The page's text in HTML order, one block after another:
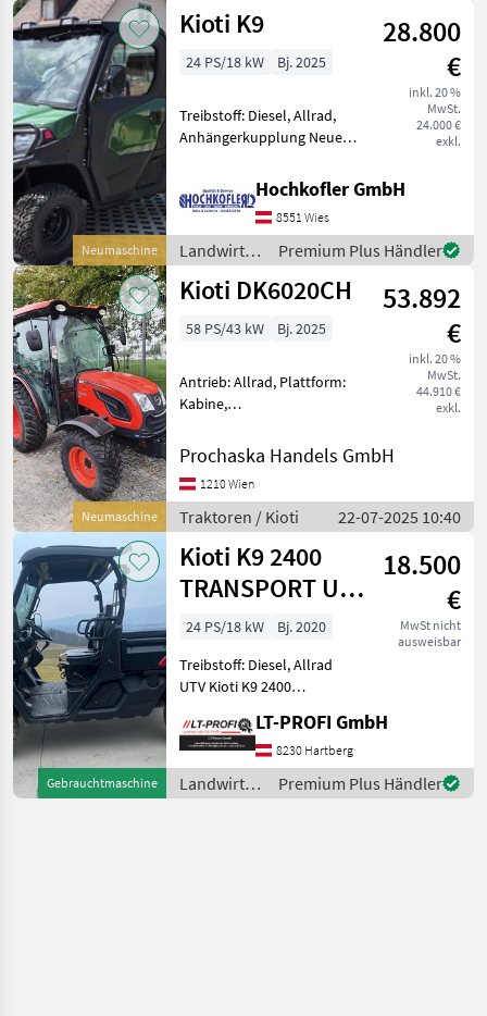
Neumaschine
Kioti K9
28.800
€
inkl. 20 %
MwSt.
24.000 €
exkl.
24 PS/18 kW Bj. 2025
Treibstoff: Diesel, Allrad,
Anhängerkupplung Neuer
und Sperre 50km/h inkl.
Typenschein Kabine mit
Heizung und Klima
Heckladerampe Landw
Hochkofler GmbH
8551 Wies
Landwirtsch.
Motorfahrzeuge
/ Kioti
Premium Plus Händler
Neumaschine
Kioti DK6020CH
53.892
€
inkl. 20 %
MwSt.
44.910 €
exkl.
58 PS/43 kW Bj. 2025
Antrieb: Allrad, Plattform:
Kabine,
540/1000,
Höchstgeschwindigkeit in
km/h: 40 km/h, Abgasstufe:
Tier 5, Oberlenker hinten:
mechanisch,
Kreuzsteuerheb
Prochaska Handels GmbH
1210 Wien
Traktoren / Kioti 22-07-2025 10:40
Gebrauchtmaschine
Kioti K9 2400
TRANSPORT UTV
4WD
18.500
€
MwSt nicht
ausweisbar
24 PS/18 kW
Bj. 2020
Treibstoff: Diesel, Allrad
UTV Kioti K9 2400
3Zylinder Dieselmotor,
40km/h CVT Getriebe,
zuschaltbarer
Allradantrieb,
LT-PROFI GmbH
8230 Hartberg
Landwirtsch.
Motorfahrzeuge
Premium Plus Händler